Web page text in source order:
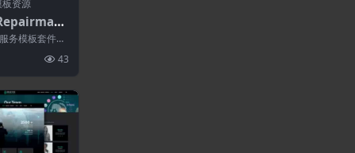
板资源
Elementor
务模板套件。
43